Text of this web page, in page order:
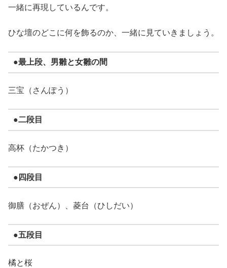
一緒に再現しているんです。
ひな壇のどこに何を飾るのか、一緒に見ていきましょう。
●最上段、男雛と女雛の間
三宝（さんぽう）
●二段目
高杯（たかつき）
●四段目
御膳（おぜん）、菱台（ひしだい）
●五段目
橘と桜